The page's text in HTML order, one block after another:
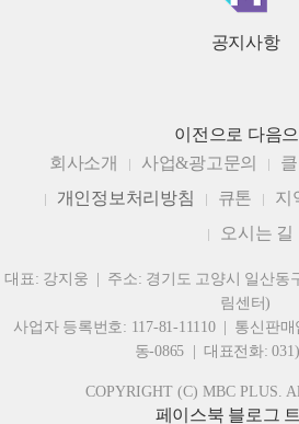
공지사항
이전으로 다음
회사소개
사업&광고문의
개인정보처리방침
큐톤 지
오시는 길
대표: 강지웅 | 주소: 경기도 고양시 일산동
림센터)
사업자 등록번호: 117-81-11110 | 통신판
동-0865 | 대표전화:
COPYRIGHT (C) MBC PLUS.
페이스북 블로그